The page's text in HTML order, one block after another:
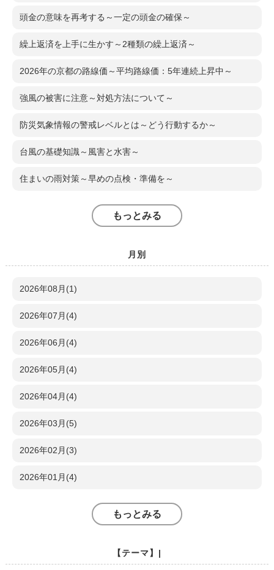
頭金の意味を再考する～一定の頭金の確保～
繰上返済を上手に生かす～2種類の繰上返済～
2026年の京都の路線価～平均路線価：5年連続上昇中～
強風の被害に注意～対処方法について～
防災気象情報の警戒レベルとは～どう行動するか～
台風の基礎知識～風害と水害～
住まいの雨対策～早めの点検・準備を～
もっとみる
月別
2026年08月(1)
2026年07月(4)
2026年06月(4)
2026年05月(4)
2026年04月(4)
2026年03月(5)
2026年02月(3)
2026年01月(4)
もっとみる
【テーマ】|